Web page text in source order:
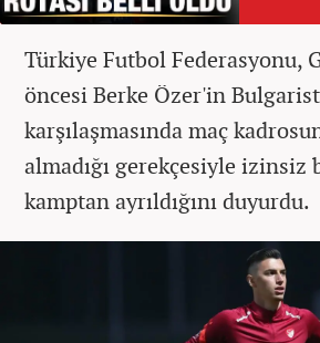
Türkiye Futbol Federasyonu,
öncesi Berke Özer'in
karşılaşmasında maç
almadığı gerekçesiyle izinsiz
kamptan ayrıldığını duyurdu.